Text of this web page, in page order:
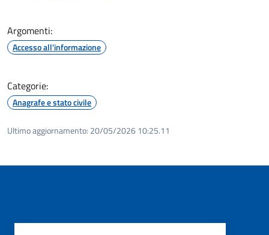
Argomenti:
Accesso all'informazione
Categorie:
Anagrafe e stato civile
Ultimo aggiornamento: 20/05/2026 10:25.11